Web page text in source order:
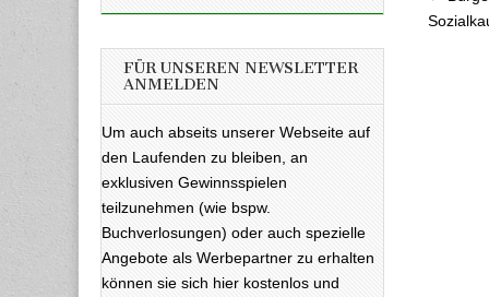
FÜR UNSEREN NEWSLETTER
ANMELDEN
Um auch abseits unserer Webseite auf
den Laufenden zu bleiben, an
exklusiven Gewinnsspielen
teilzunehmen (wie bspw.
Buchverlosungen) oder auch spezielle
Angebote als Werbepartner zu erhalten
können sie sich hier kostenlos und